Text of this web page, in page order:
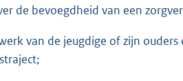
de bevoegdheid van een
van de jeugdige of zijn ouders